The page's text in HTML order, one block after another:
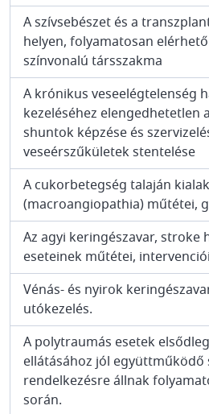
A szívsebészet és a
helyen, folyamatosan
színvonalú társszakma
A krónikus veseelégtelenség
kezeléséhez elengedhetetlen
shuntok képzése és
veseérszűkületek stentelése
A cukorbetegség talaján
(macroangiopathia) műtétei,
Az agyi keringészavar, stroke
eseteinek műtétei,
Vénás- és nyirok
utókezelés.
A polytraumás esetek
ellátásához jól együttműködő
rendelkezésre állnak
során.